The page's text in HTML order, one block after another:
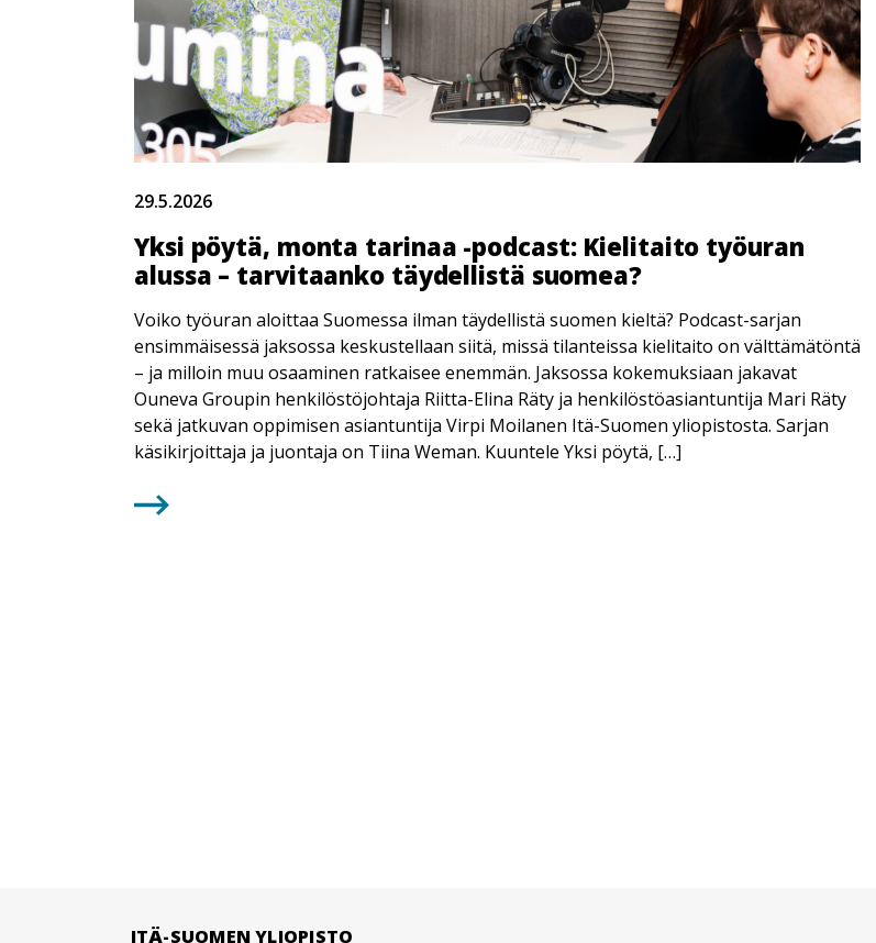
29.5.2026
Yksi pöytä, monta tarinaa -podcast: Kielitaito työuran
alussa – tarvitaanko täydellistä suomea?
Voiko työuran aloittaa Suomessa ilman täydellistä suomen kieltä? Podcast-sarjan
ensimmäisessä jaksossa keskustellaan siitä, missä tilanteissa kielitaito on välttämätöntä
– ja milloin muu osaaminen ratkaisee enemmän. Jaksossa kokemuksiaan jakavat
Ouneva Groupin henkilöstöjohtaja Riitta-Elina Räty ja henkilöstöasiantuntija Mari Räty
sekä jatkuvan oppimisen asiantuntija Virpi Moilanen Itä-Suomen yliopistosta. Sarjan
käsikirjoittaja ja juontaja on Tiina Weman. Kuuntele Yksi pöytä, […]
ITÄ-SUOMEN YLIOPISTO